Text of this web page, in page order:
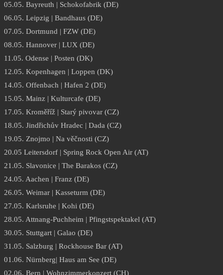
05.05. Bayreuth | Schokofabrik (DE)
06.05. Leipzig | Bandhaus (DE)
07.05. Dortmund | FZW (DE)
08.05. Hannover | LUX (DE)
11.05. Odense | Posten (DK)
12.05. Kopenhagen | Loppen (DK)
14.05. Offenbach | Hafen 2 (DE)
15.05. Mainz | Kulturcafe (DE)
17.05. Kroměříž | Starý pivovar (CZ)
18.05. Jindřichův Hradec | Dada (CZ)
19.05. Znojmo | Na věčnosti (CZ)
20.05 Leitersdorf | Spring Rock Open Air (AT)
21.05. Slavonice | The Barakos (CZ)
24.05. Aachen | Franz (DE)
26.05. Weimar | Kasseturm (DE)
27.05. Karlsruhe | Kohi (DE)
28.05. Attnang-Puchheim | Pfingstspektakel (AT)
30.05. Stuttgart | Galao (DE)
31.05. Salzburg | Rockhouse Bar (AT)
01.06. Nürnberg| Haus am See (DE)
02.06. Bern | Wohnzimmerkonzert (CH)